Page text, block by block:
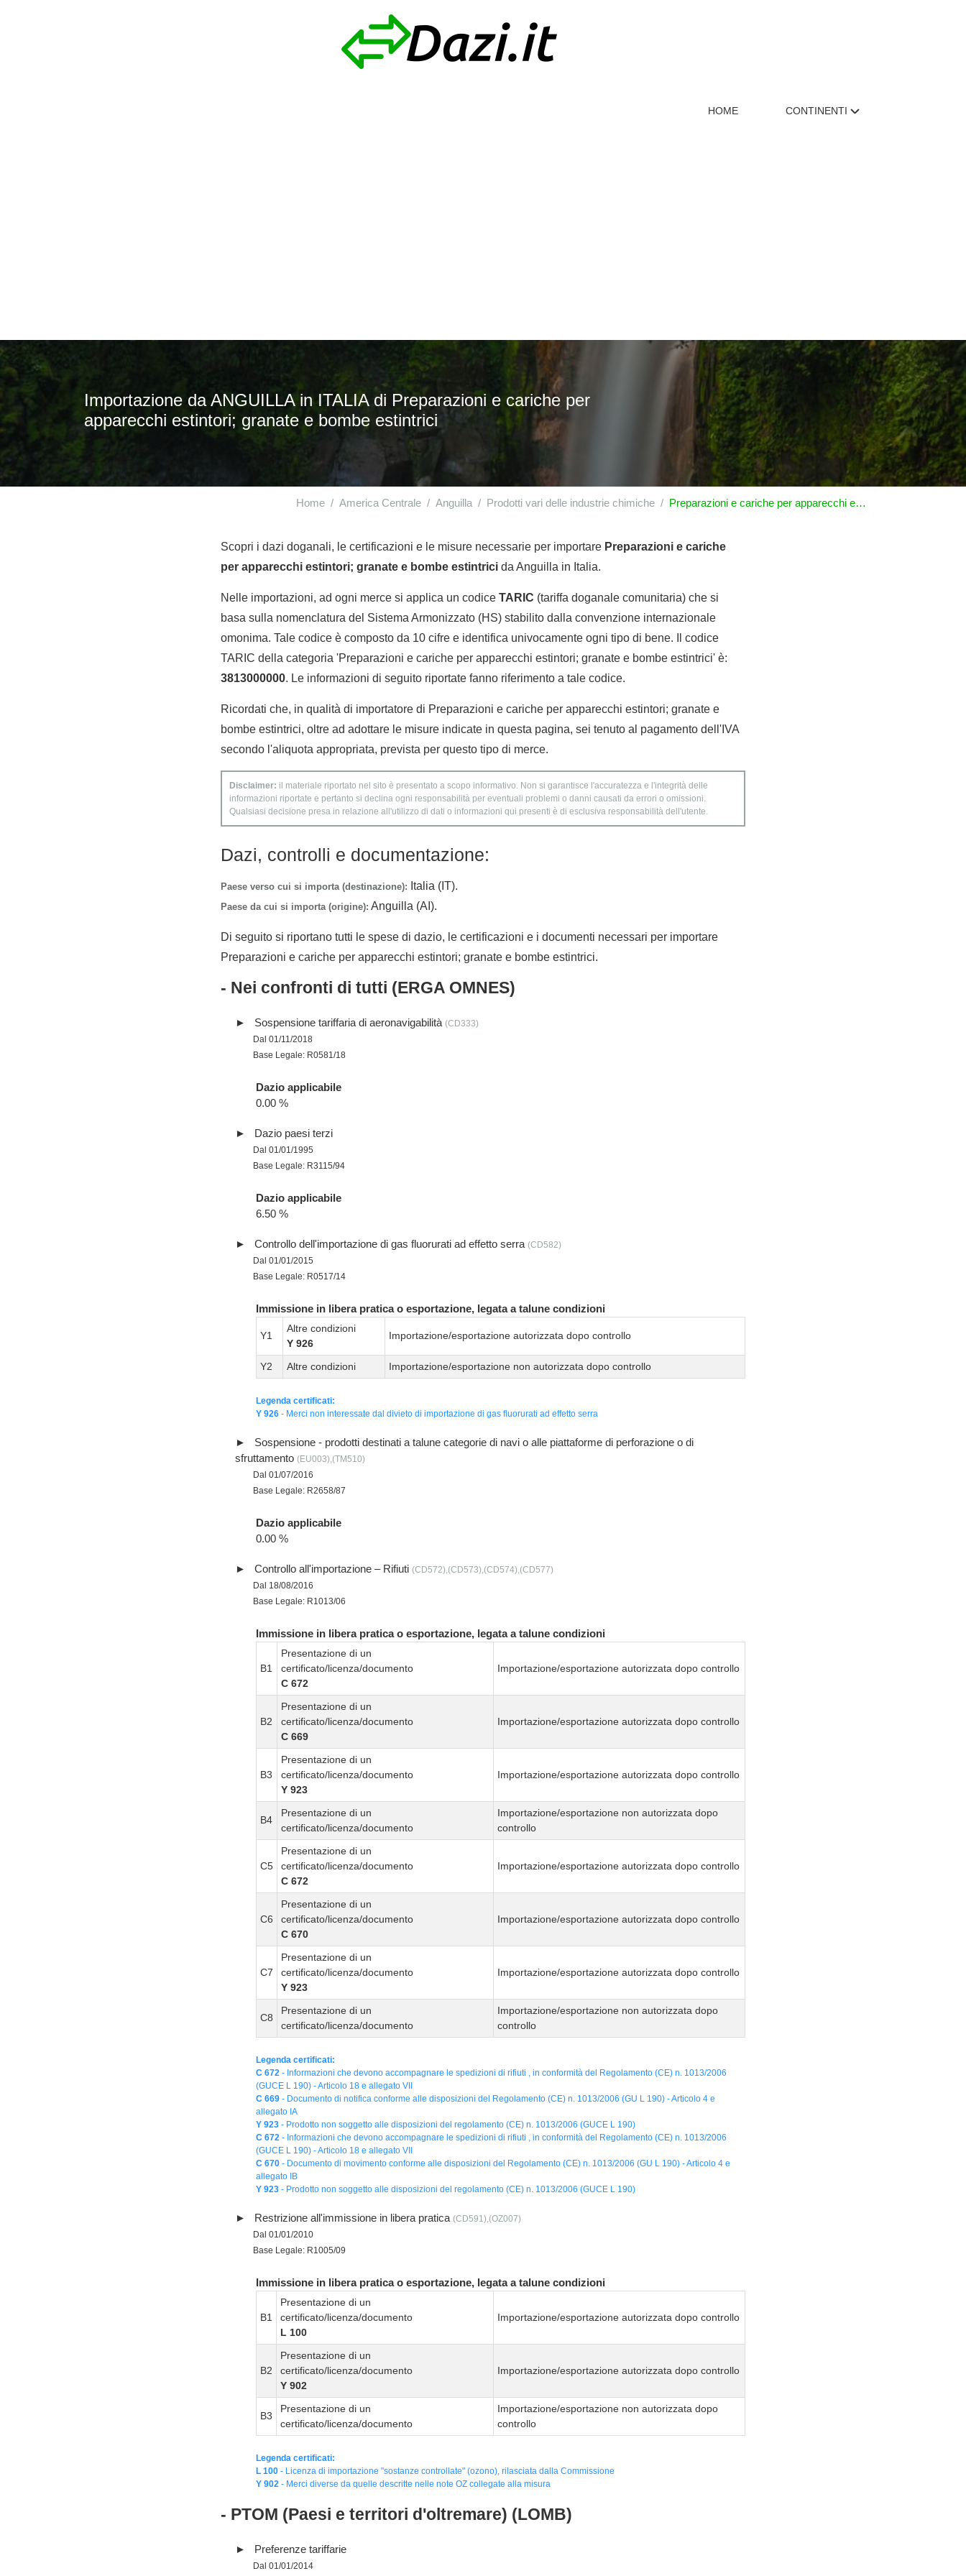
HOME CONTINENTI
Importazione da ANGUILLA in ITALIA di Preparazioni e cariche per
apparecchi estintori; granate e bombe estintrici
Home America Centrale Anguilla Prodotti vari delle industrie chimiche Preparazioni e cariche per apparecchi estintori; granate e bombe estintrici
Scopri i dazi doganali, le certificazioni e le misure necessarie per importare Preparazioni e cariche
per apparecchi estintori; granate e bombe estintrici da Anguilla in Italia.
Nelle importazioni, ad ogni merce si applica un codice TARIC (tariffa doganale comunitaria) che si
basa sulla nomenclatura del Sistema Armonizzato (HS) stabilito dalla convenzione internazionale
omonima. Tale codice è composto da 10 cifre e identifica univocamente ogni tipo di bene. Il codice
TARIC della categoria 'Preparazioni e cariche per apparecchi estintori; granate e bombe estintrici' è:
3813000000. Le informazioni di seguito riportate fanno riferimento a tale codice.
Ricordati che, in qualità di importatore di Preparazioni e cariche per apparecchi estintori; granate e
bombe estintrici, oltre ad adottare le misure indicate in questa pagina, sei tenuto al pagamento dell'IVA
secondo l'aliquota appropriata, prevista per questo tipo di merce.
Disclaimer: il materiale riportato nel sito è presentato a scopo informativo. Non si garantisce l'accuratezza e l'integrità delle
informazioni riportate e pertanto si declina ogni responsabilità per eventuali problemi o danni causati da errori o omissioni.
Qualsiasi decisione presa in relazione all'utilizzo di dati o informazioni qui presenti è di esclusiva responsabilità dell'utente.
Dazi, controlli e documentazione:
Paese verso cui si importa (destinazione): Italia (IT).
Paese da cui si importa (origine): Anguilla (AI).
Di seguito si riportano tutti le spese di dazio, le certificazioni e i documenti necessari per importare
Preparazioni e cariche per apparecchi estintori; granate e bombe estintrici.
- Nei confronti di tutti (ERGA OMNES)
Sospensione tariffaria di aeronavigabilità (CD333)
Dal 01/11/2018
Base Legale: R0581/18
Dazio applicabile
0.00 %
Dazio paesi terzi
Dal 01/01/1995
Base Legale: R3115/94
Dazio applicabile
6.50 %
Controllo dell'importazione di gas fluorurati ad effetto serra (CD582)
Dal 01/01/2015
Base Legale: R0517/14
Immissione in libera pratica o esportazione, legata a talune condizioni
Y1
Altre condizioni
Y 926
Importazione/esportazione autorizzata dopo controllo
Y2 Altre condizioni Importazione/esportazione non autorizzata dopo controllo
Legenda certificati:
Y 926 - Merci non interessate dal divieto di importazione di gas fluorurati ad effetto serra
Sospensione - prodotti destinati a talune categorie di navi o alle piattaforme di perforazione o di
sfruttamento (EU003),(TM510)
Dal 01/07/2016
Base Legale: R2658/87
Dazio applicabile
0.00 %
Controllo all'importazione – Rifiuti (CD572),(CD573),(CD574),(CD577)
Dal 18/08/2016
Base Legale: R1013/06
Immissione in libera pratica o esportazione, legata a talune condizioni
B1
Presentazione di un
certificato/licenza/documento
C 672
Importazione/esportazione autorizzata dopo controllo
B2
Presentazione di un
certificato/licenza/documento
C 669
Importazione/esportazione autorizzata dopo controllo
B3
Presentazione di un
certificato/licenza/documento
Y 923
Importazione/esportazione autorizzata dopo controllo
B4
Presentazione di un
certificato/licenza/documento
Importazione/esportazione non autorizzata dopo
controllo
C5
Presentazione di un
certificato/licenza/documento
C 672
Importazione/esportazione autorizzata dopo controllo
C6
Presentazione di un
certificato/licenza/documento
C 670
Importazione/esportazione autorizzata dopo controllo
C7
Presentazione di un
certificato/licenza/documento
Y 923
Importazione/esportazione autorizzata dopo controllo
C8
Presentazione di un
certificato/licenza/documento
Importazione/esportazione non autorizzata dopo
controllo
Legenda certificati:
C 672 - Informazioni che devono accompagnare le spedizioni di rifiuti , in conformità del Regolamento (CE) n. 1013/2006
(GUCE L 190) - Articolo 18 e allegato VII
C 669 - Documento di notifica conforme alle disposizioni del Regolamento (CE) n. 1013/2006 (GU L 190) - Articolo 4 e
allegato IA
Y 923 - Prodotto non soggetto alle disposizioni del regolamento (CE) n. 1013/2006 (GUCE L 190)
C 672 - Informazioni che devono accompagnare le spedizioni di rifiuti , in conformità del Regolamento (CE) n. 1013/2006
(GUCE L 190) - Articolo 18 e allegato VII
C 670 - Documento di movimento conforme alle disposizioni del Regolamento (CE) n. 1013/2006 (GU L 190) - Articolo 4 e
allegato IB
Y 923 - Prodotto non soggetto alle disposizioni del regolamento (CE) n. 1013/2006 (GUCE L 190)
Restrizione all'immissione in libera pratica (CD591),(OZ007)
Dal 01/01/2010
Base Legale: R1005/09
Immissione in libera pratica o esportazione, legata a talune condizioni
B1
Presentazione di un
certificato/licenza/documento
L 100
Importazione/esportazione autorizzata dopo controllo
B2
Presentazione di un
certificato/licenza/documento
Y 902
Importazione/esportazione autorizzata dopo controllo
B3
Presentazione di un
certificato/licenza/documento
Importazione/esportazione non autorizzata dopo
controllo
Legenda certificati:
L 100 - Licenza di importazione "sostanze controllate" (ozono), rilasciata dalla Commissione
Y 902 - Merci diverse da quelle descritte nelle note OZ collegate alla misura
- PTOM (Paesi e territori d'oltremare) (LOMB)
Preferenze tariffarie
Dal 01/01/2014